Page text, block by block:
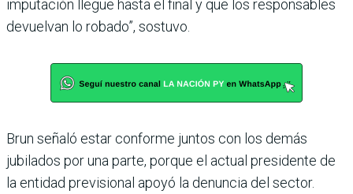
imputación llegue hasta el final y que los responsables
devuelvan lo robado”, sostuvo.
Brun señaló estar conforme juntos con los demás
jubilados por una parte, porque el actual presidente de
la entidad previsional apoyó la denuncia del sector.